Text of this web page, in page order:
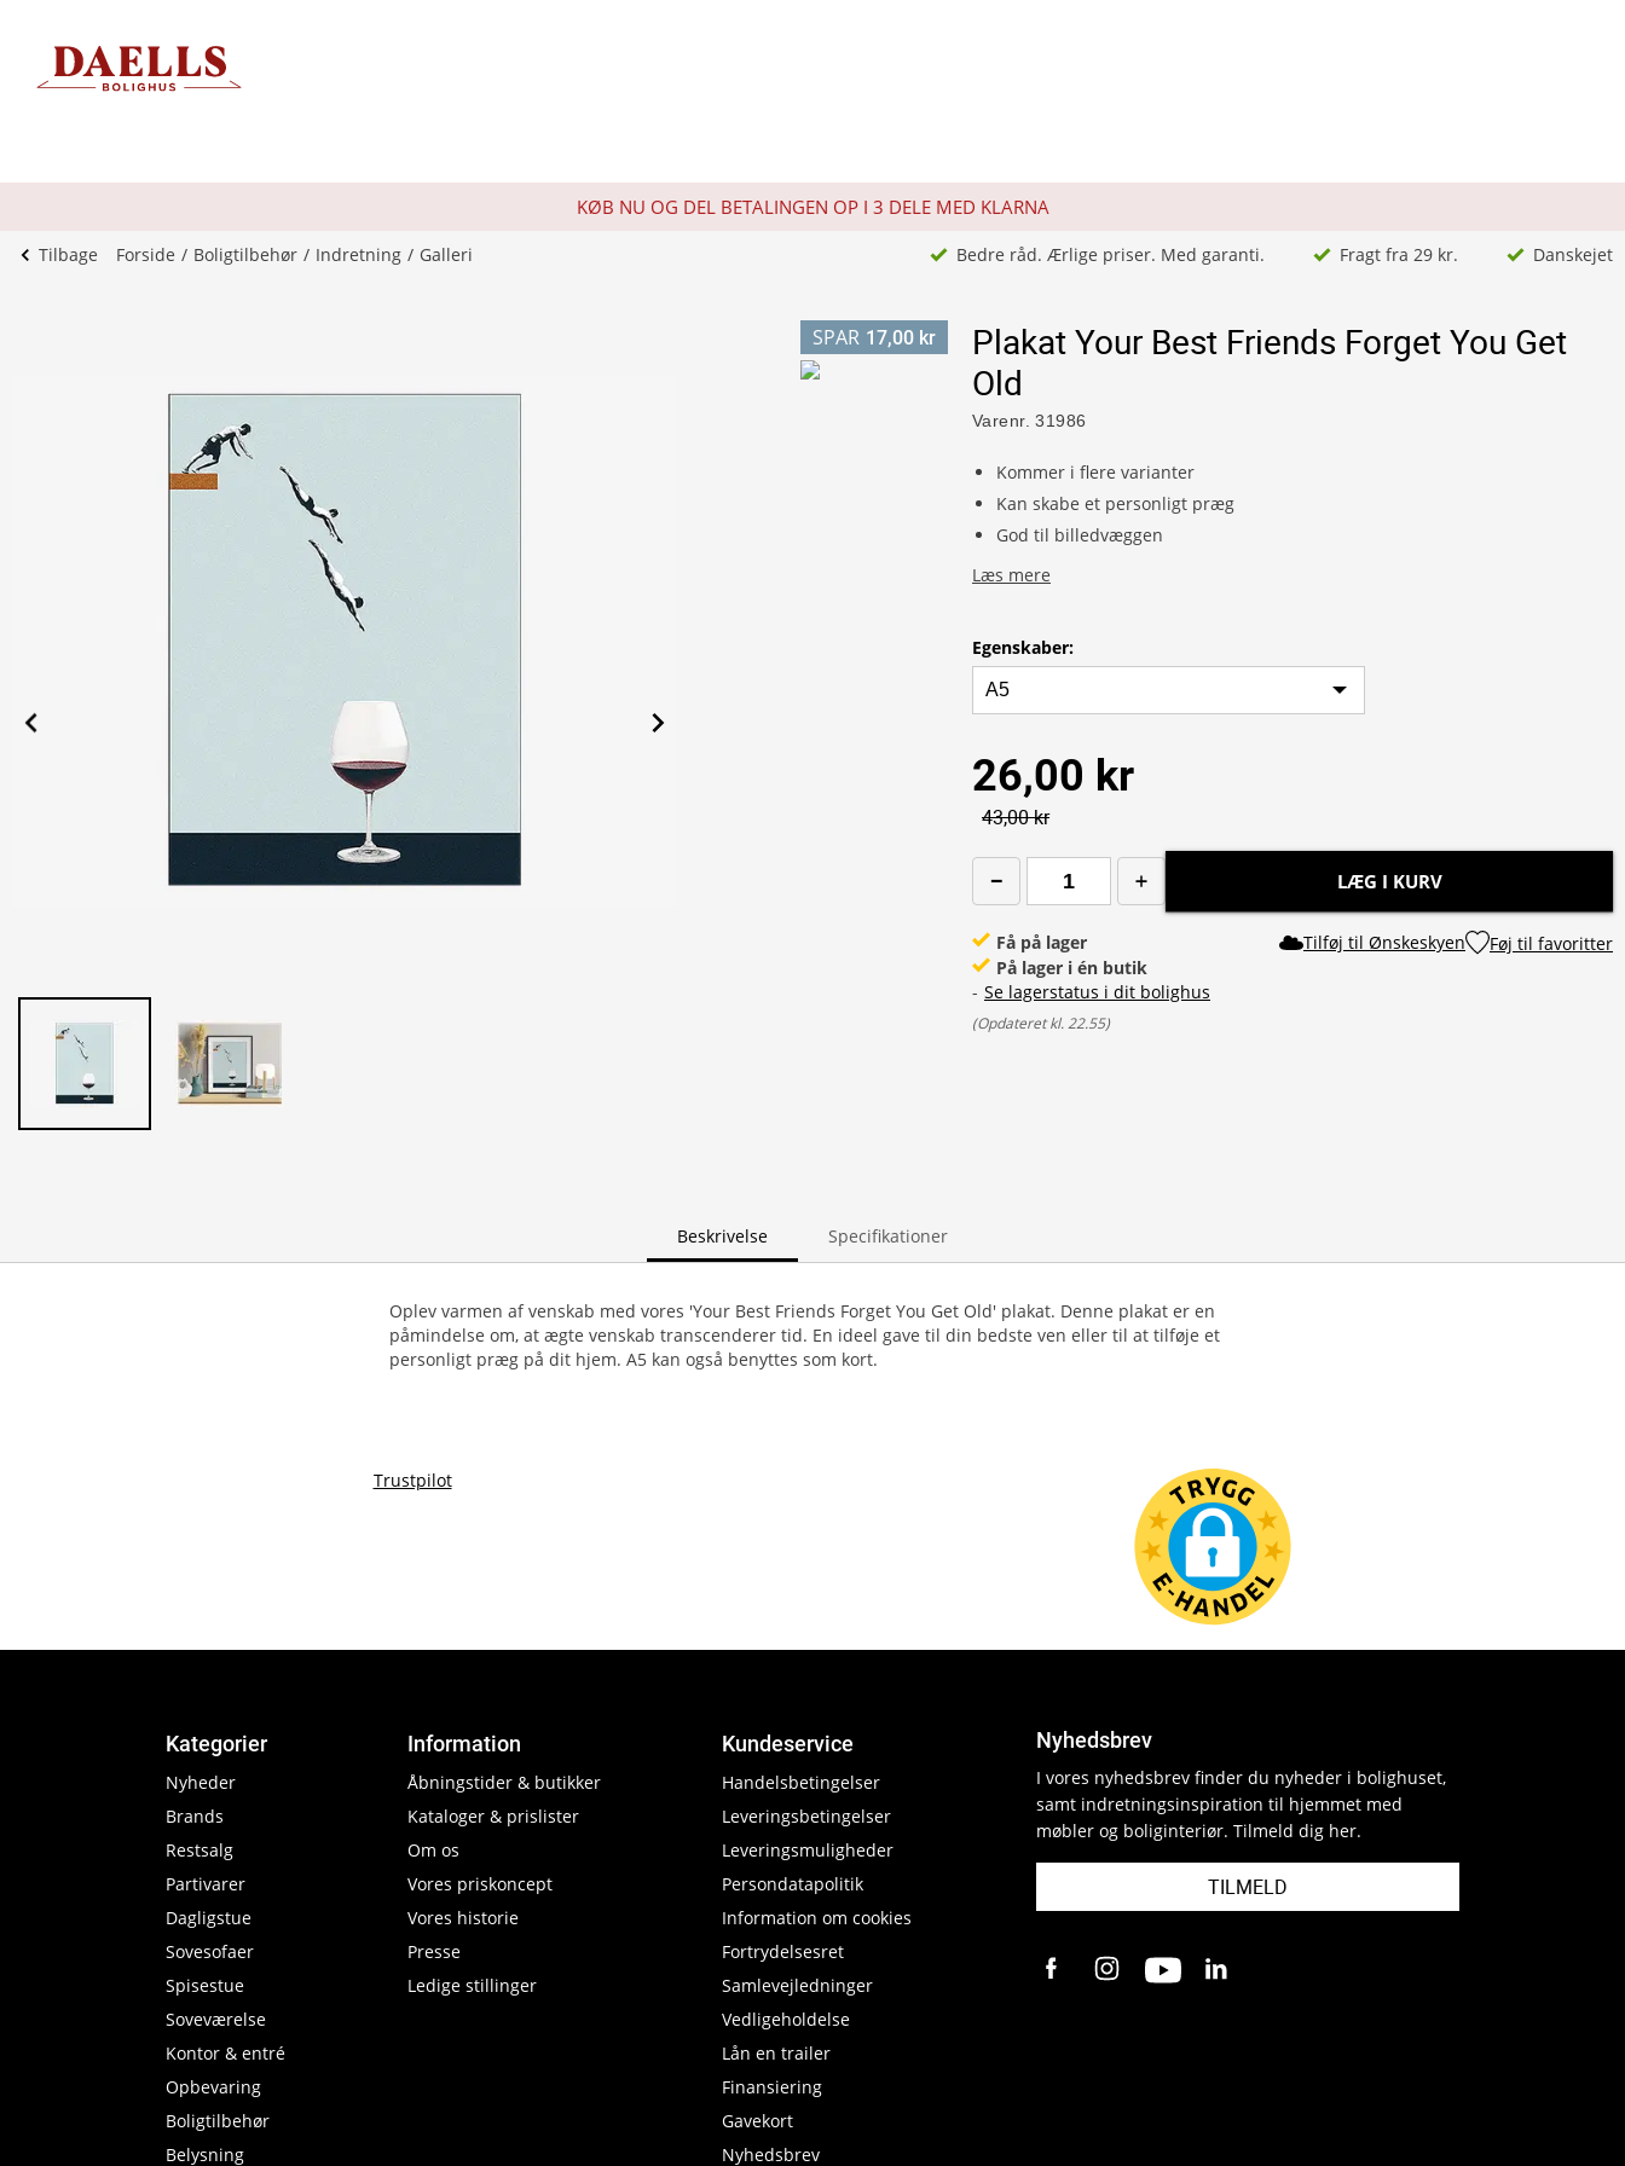
KØB NU OG DEL BETALINGEN OP I 3 DELE MED KLARNA
Tilbage Forside Boligtilbehør Indretning Galleri Bedre råd. Ærlige priser. Med garanti. Fragt fra 29 kr. Danskejet
SPAR 17,00 kr
Plakat Your Best Friends Forget You Get
Old
Varenr. 31986
Kommer i flere varianter
Kan skabe et personligt præg
God til billedvæggen
Læs mere
Egenskaber:
26,00 kr
43,00 kr
LÆG I KURV
Få på lager
På lager i én butik
- Se lagerstatus i dit bolighus
(Opdateret kl. 22.55)
Tilføj til Ønskeskyen Føj til favoritter
Beskrivelse Specifikationer
Oplev varmen af venskab med vores 'Your Best Friends Forget You Get Old' plakat. Denne plakat er en
påmindelse om, at ægte venskab transcenderer tid. En ideel gave til din bedste ven eller til at tilføje et
personligt præg på dit hjem. A5 kan også benyttes som kort.
Trustpilot
Kategorier
Nyheder
Brands
Restsalg
Partivarer
Dagligstue
Sovesofaer
Spisestue
Soveværelse
Kontor & entré
Opbevaring
Boligtilbehør
Belysning
Information
Åbningstider & butikker
Kataloger & prislister
Om os
Vores priskoncept
Vores historie
Presse
Ledige stillinger
Kundeservice
Handelsbetingelser
Leveringsbetingelser
Leveringsmuligheder
Persondatapolitik
Information om cookies
Fortrydelsesret
Samlevejledninger
Vedligeholdelse
Lån en trailer
Finansiering
Gavekort
Nyhedsbrev
Nyhedsbrev
I vores nyhedsbrev finder du nyheder i bolighuset,
samt indretningsinspiration til hjemmet med
møbler og boliginteriør. Tilmeld dig her.
TILMELD